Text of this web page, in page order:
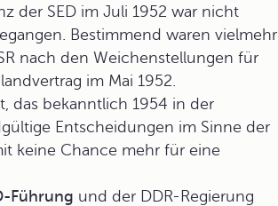
der SED im Juli 1952 war nicht
Bestimmend waren vielmehr
nach den Weichenstellungen für
im Mai 1952.
das bekanntlich 1954 in der
Entscheidungen im Sinne der
keine Chance mehr für eine
Führung und der DDR-Regierung